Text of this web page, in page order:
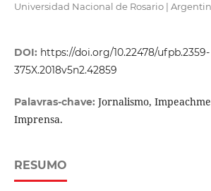
Universidad Nacional de Rosario |
DOI: https://doi.org/10.22478/ufpb.2359-
375X.2018v5n2.42859
Palavras-chave: Jornalismo,
Imprensa.
RESUMO